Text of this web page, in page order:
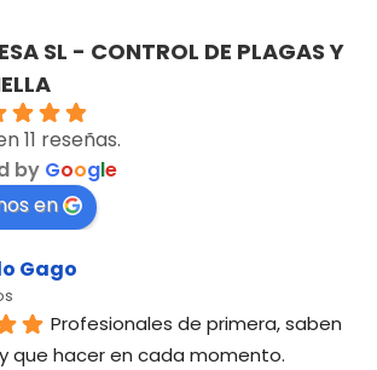
SL - CONTROL DE PLAGAS Y
11 reseñas.
by Google
en
Gago
Profesionales de primera, saben
que hacer en cada momento.